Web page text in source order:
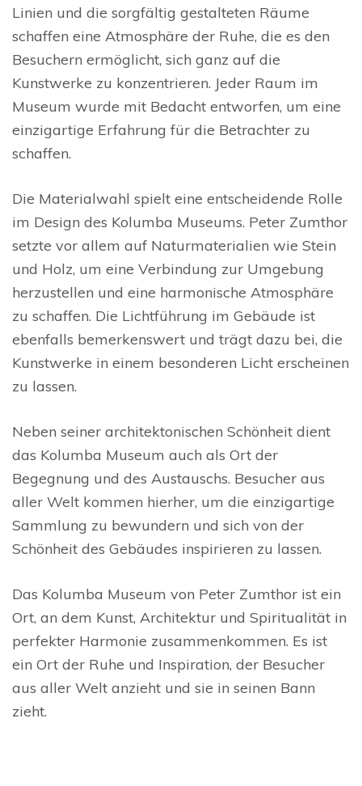
Linien und die sorgfältig gestalteten Räume
schaffen eine Atmosphäre der Ruhe, die es den
Besuchern ermöglicht, sich ganz auf die
Kunstwerke zu konzentrieren. Jeder Raum im
Museum wurde mit Bedacht entworfen, um eine
einzigartige Erfahrung für die Betrachter zu
schaffen.
Die Materialwahl spielt eine entscheidende Rolle
im Design des Kolumba Museums. Peter Zumthor
setzte vor allem auf Naturmaterialien wie Stein
und Holz, um eine Verbindung zur Umgebung
herzustellen und eine harmonische Atmosphäre
zu schaffen. Die Lichtführung im Gebäude ist
ebenfalls bemerkenswert und trägt dazu bei, die
Kunstwerke in einem besonderen Licht erscheinen
zu lassen.
Neben seiner architektonischen Schönheit dient
das Kolumba Museum auch als Ort der
Begegnung und des Austauschs. Besucher aus
aller Welt kommen hierher, um die einzigartige
Sammlung zu bewundern und sich von der
Schönheit des Gebäudes inspirieren zu lassen.
Das Kolumba Museum von Peter Zumthor ist ein
Ort, an dem Kunst, Architektur und Spiritualität in
perfekter Harmonie zusammenkommen. Es ist
ein Ort der Ruhe und Inspiration, der Besucher
aus aller Welt anzieht und sie in seinen Bann
zieht.